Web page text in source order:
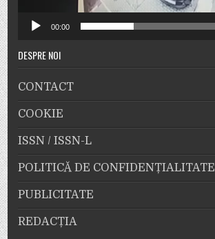
00:00
DESPRE NOI
CONTACT
COOKIE
ISSN / ISSN-L
POLITICĂ DE CONFIDENȚIALITATE
PUBLICITATE
REDACȚIA